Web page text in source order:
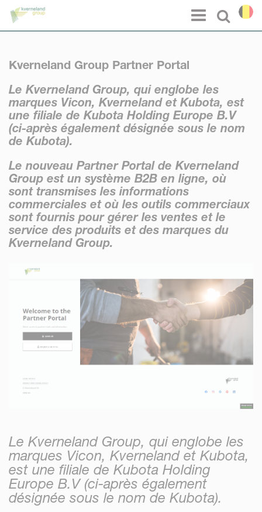
Select
Menu
Kverneland Group Partner Portal
Le Kverneland Group, qui englobe les
marques Vicon, Kverneland et Kubota, est
une filiale de Kubota Holding Europe B.V
(ci-après également désignée sous le nom
de Kubota).
Le nouveau Partner Portal de Kverneland
Group est un système B2B en ligne, où
sont transmises les informations
commerciales et où les outils commerciaux
sont fournis pour gérer les ventes et le
service des produits et des marques du
Kverneland Group.
Le Kverneland Group, qui englobe les
marques Vicon, Kverneland et Kubota,
est une filiale de Kubota Holding
Europe B.V (ci-après également
désignée sous le nom de Kubota).
Panneau de gestion des cookies